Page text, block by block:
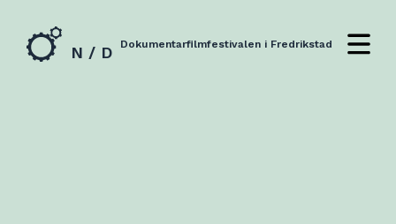
N / D Dokumentarfilmfestivalen i Fredrikstad